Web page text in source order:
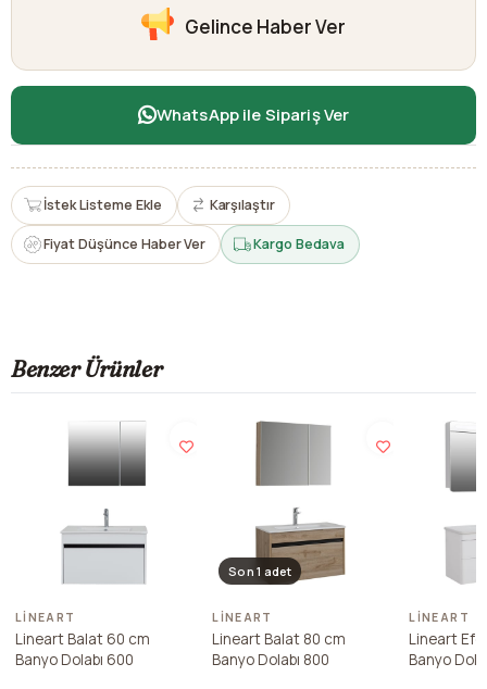
Gelince Haber Ver
WhatsApp ile Sipariş Ver
İstek Listeme Ekle Karşılaştır
Fiyat Düşünce Haber Ver Kargo Bedava
Benzer Ürünler
LINEART
Lineart Balat 60 cm
Banyo Dolabı 600
Son 1 adet
LINEART
Lineart Balat 80 cm
Banyo Dolabı 800
LINEART
Lineart
Banyo